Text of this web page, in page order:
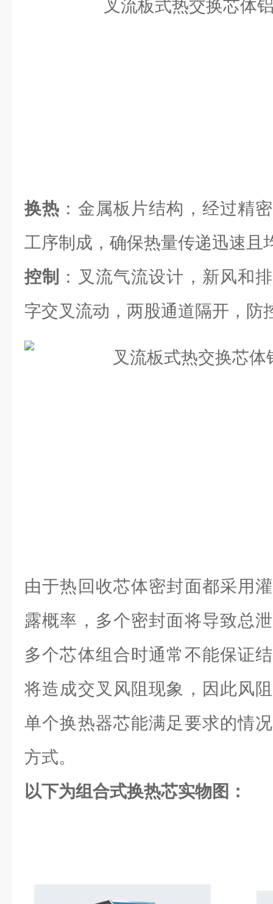
换热 ：金属板片结构，经过精
工序制成，确保热量传递迅速且
控制
：叉流气流设计，新风和
字交叉流动，两股通道隔开，防
由于热回收芯体密封面都采用
露概率，多个密封面将导致总
多个芯体组合时通常不能保证
将造成交叉风阻现象，因此风
单个换热器芯能满足要求的情
方式。
以下为组合式换热芯实物图：